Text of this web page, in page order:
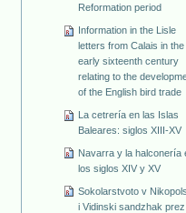
Reformation period
Information in the Lisle
letters from Calais in the
early sixteenth century
relating to the
of the English bird trade
La cetrería en las Islas
Baleares: siglos XIII-XV
Navarra y la halconería
los siglos XIV y XV
Sokolarstvoto v
i Vidinski sandzhak prez